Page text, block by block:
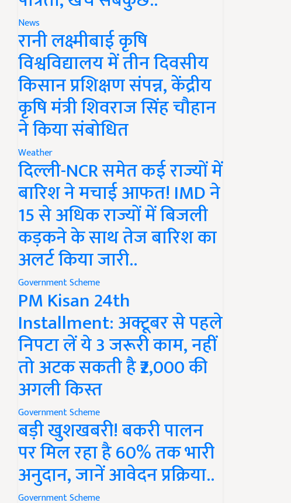
News
रानी लक्ष्मीबाई कृषि
विश्वविद्यालय में तीन दिवसीय
किसान प्रशिक्षण संपन्न, केंद्रीय
कृषि मंत्री शिवराज सिंह चौहान
ने किया संबोधित
Weather
दिल्ली-NCR समेत कई राज्यों में
बारिश ने मचाई आफत! IMD ने
15 से अधिक राज्यों में बिजली
कड़कने के साथ तेज बारिश का
अलर्ट किया जारी..
Government Scheme
PM Kisan 24th
Installment: अक्टूबर से पहले
निपटा लें ये 3 जरूरी काम, नहीं
तो अटक सकती है ₹2,000 की
अगली किस्त
Government Scheme
बड़ी खुशखबरी! बकरी पालन
पर मिल रहा है 60% तक भारी
अनुदान, जानें आवेदन प्रक्रिया..
Government Scheme